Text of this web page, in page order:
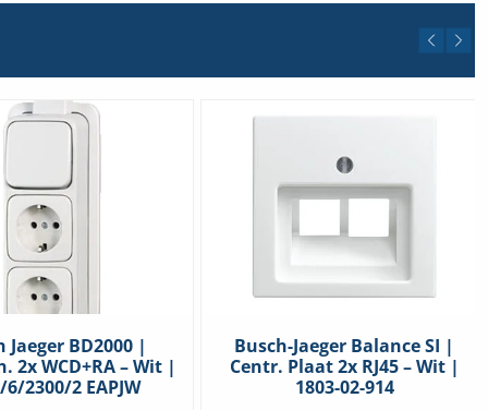
Jaeger BD2000 |
2x WCD+RA – Wit |
6/2300/2 EAPJW
Busch-Jaeger Balance SI |
Centr. Plaat 2x RJ45 – Wit |
1803-02-914